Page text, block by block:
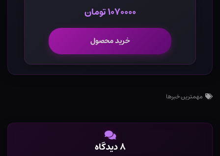
۱۰۷۰۰۰۰ تومان
خرید محصول
مهمترین خبرها
۸ دیدگاه